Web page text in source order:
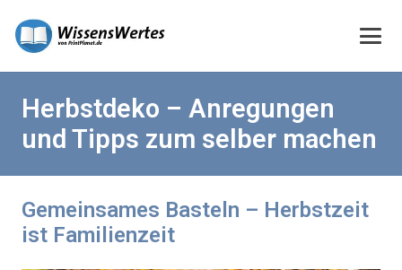
Herbstdeko – Anregungen
und Tipps zum selber machen
Gemeinsames Basteln – Herbstzeit
ist Familienzeit